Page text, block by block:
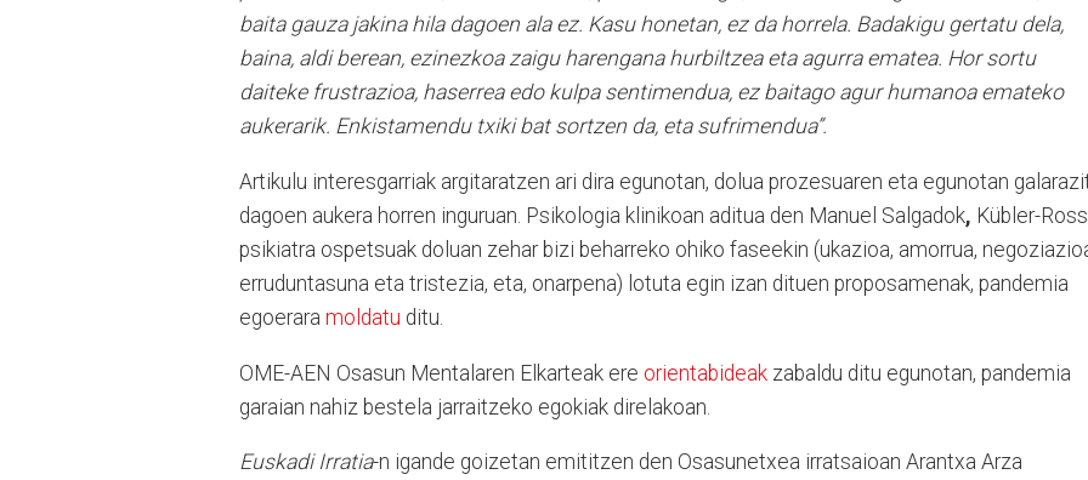
baita gauza jakina hila dagoen ala ez. Kasu honetan, ez da horrela. Badakigu gertatu dela,
baina, aldi berean, ezinezkoa zaigu harengana hurbiltzea eta agurra ematea. Hor sortu
daiteke frustrazioa, haserrea edo kulpa sentimendua, ez baitago agur humanoa emateko
aukerarik. Enkistamendu txiki bat sortzen da, eta sufrimendua”.
Artikulu interesgarriak argitaratzen ari dira egunotan, dolua prozesuaren eta egunotan
dagoen aukera horren inguruan. Psikologia klinikoan aditua den Manuel Salgadok, Kübler-Ross
psikiatra ospetsuak doluan zehar bizi beharreko ohiko faseekin (ukazioa, amorrua,
erruduntasuna eta tristezia, eta, onarpena) lotuta egin izan dituen proposamenak, pandemia
egoerara moldatu ditu.
OME-AEN Osasun Mentalaren Elkarteak ere orientabideak zabaldu ditu egunotan, pandemia
garaian nahiz bestela jarraitzeko egokiak direlakoan.
Euskadi Irratia-n igande goizetan emititzen den Osasunetxea irratsaioan Arantxa Arza